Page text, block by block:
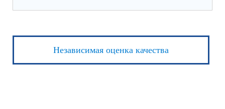
Независимая оценка качества